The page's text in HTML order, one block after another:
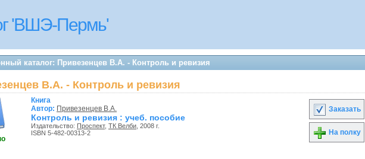
'ВШЭ-Пермь'
каталог: Привезенцев В.А. - Контроль и ревизия
В.А. - Контроль и ревизия
Книга
Автор: Привезенцев В.А.
Контроль и ревизия : учеб. пособие
Издательство: Проспект, ТК Велби , 2008 г.
ISBN 5-482-00313-2
Заказать
На полку